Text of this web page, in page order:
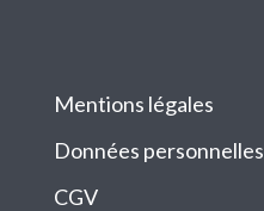
Mentions légales
Données personnelles
CGV